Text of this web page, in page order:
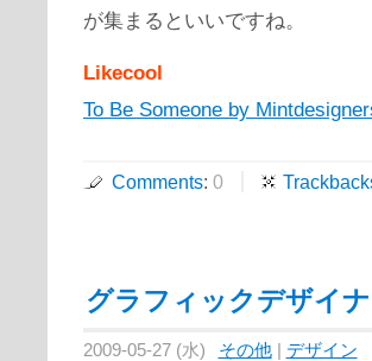
が集まるといいですね。
Likecool
To Be Someone by
Comments: 0
グラフィックデザイ
2009-05-27 (水) その他| デザイン